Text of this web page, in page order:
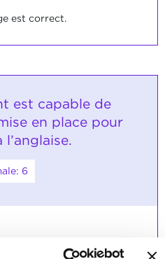
est correct.
est capable de
en place pour
l’anglaise.
6
de service, le matériel